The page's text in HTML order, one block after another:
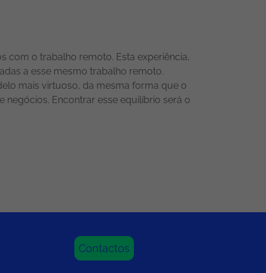
com o trabalho remoto. Esta experiência,
a esse mesmo trabalho remoto.
mais virtuoso, da mesma forma que o
Encontrar esse equilíbrio será o
Contactos